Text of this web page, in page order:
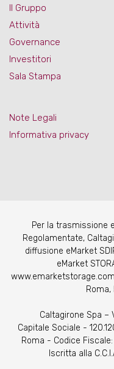
Il Gruppo
Attività
Governance
Investitori
Sala Stampa
Note Legali
Informativa privacy
Per la trasmissione
Regolamentate,
diffusione eMarket
eMarket
Roma,
Caltagirone Spa –
Capitale Sociale -
Roma - Codice
Iscritta alla